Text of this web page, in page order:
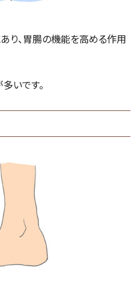
り、胃腸の機能を高める作用
いです。